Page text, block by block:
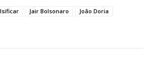
Jair Bolsonaro
João Doria